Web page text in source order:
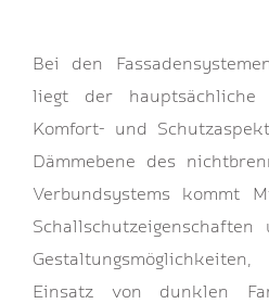
Bei den
liegt der hauptsächliche
Komfort- und
Dämmebene des
Verbundsystems kommt
Einsatz von dunklen